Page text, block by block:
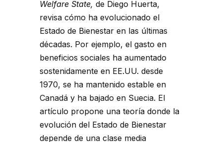
Welfare State, de Diego Huerta,
revisa cómo ha evolucionado el
Estado de Bienestar en las últimas
décadas. Por ejemplo, el gasto en
beneficios sociales ha aumentado
sostenidamente en EE.UU. desde
1970, se ha mantenido estable en
Canadá y ha bajado en Suecia. El
artículo propone una teoría donde la
evolución del Estado de Bienestar
depende de una clase media